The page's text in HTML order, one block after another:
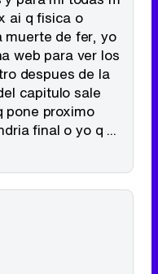
ai q fisica o
muerte de fer, yo
web para ver los
despues de la
capitulo sale
pone proximo
final o yo q ...